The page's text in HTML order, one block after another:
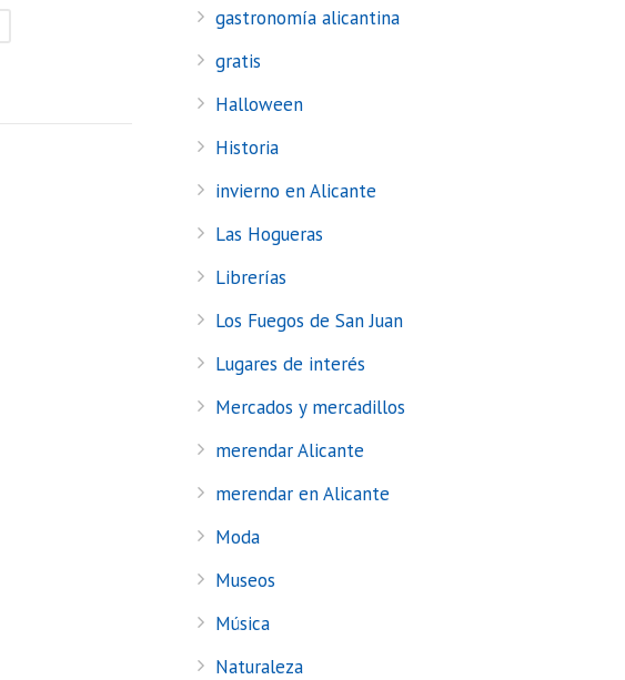
gastronomía alicantina
gratis
Halloween
Historia
invierno en Alicante
Las Hogueras
Librerías
Los Fuegos de San Juan
Lugares de interés
Mercados y mercadillos
merendar Alicante
merendar en Alicante
Moda
Museos
Música
Naturaleza